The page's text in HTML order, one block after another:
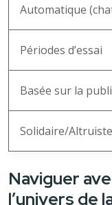
Automatique
Périodes d’essai
Basée sur la
Solidaire/Altruiste
Naviguer
l’univers de